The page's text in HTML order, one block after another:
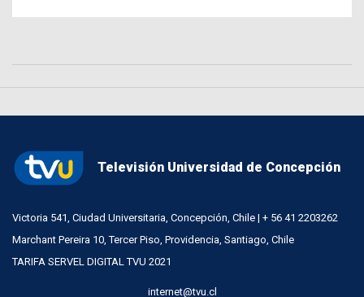
Televisión Universidad de Concepción
Victoria 541, Ciudad Universitaria, Concepción, Chile | + 56 41 2203262
Marchant Pereira 10, Tercer Piso, Providencia, Santiago, Chile
TARIFA SERVEL DIGITAL TVU 2021
internet@tvu.cl